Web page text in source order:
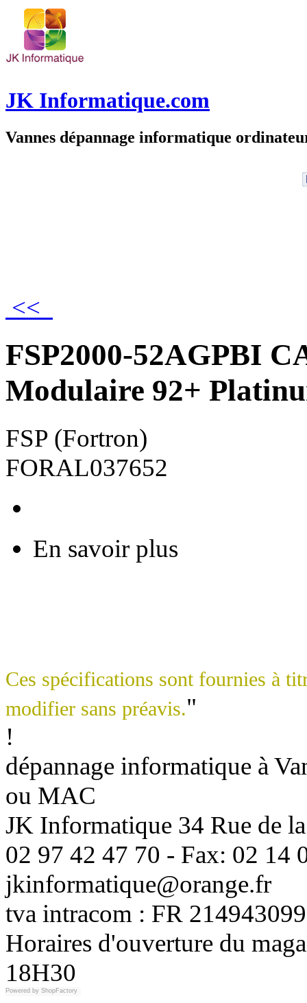
JK Informatique.com
Vannes dépannage informatique
<<
FSP2000-52AGPBI
Modulaire 92+
FSP (Fortron)
FORAL037652
En savoir plus
Ces spécifications sont fournies à
modifier sans préavis."
!
dépannage informatique à
ou MAC
JK Informatique 34 Rue de
02 97 42 47 70 - Fax: 02 14
jkinformatique@orange.fr
tva intracom : FR
Horaires d'ouverture du
18H30
Powered by ShopFactory